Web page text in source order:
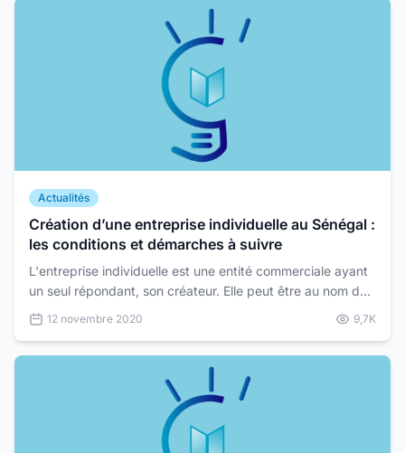
Actualités
Création d’une entreprise individuelle au Sénégal :
les conditions et démarches à suivre
L'entreprise individuelle est une entité commerciale ayant
un seul répondant, son créateur. Elle peut être au nom de
son créateur ou avec une dénomination socia...
12 novembre 2020 9,7K